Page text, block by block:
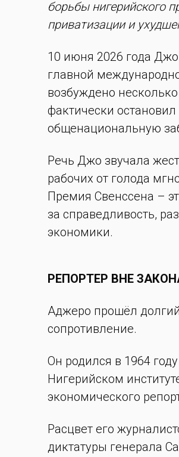
борьбы нигерийского
приватизации и
10 июня 2026 года
главной
возбуждено
фактически
общенациональную
Речь Джо звучала
рабочих от голода
Премия Свенссена –
за справедливость,
экономики.
РЕПОРТЕР ВНЕ
Аджеро прошёл
сопротивление.
Он родился в 1964
Нигерийском
экономического
Расцвет его
диктатуры генерала